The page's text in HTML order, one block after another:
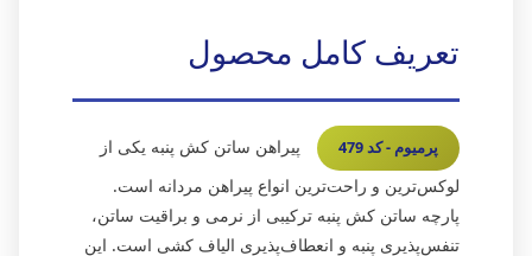
تعریف کامل محصول
پرمیوم - کد 479
پیراهن ساتن کش پنبه یکی از
لوکس‌ترین و راحت‌ترین انواع پیراهن مردانه است.
پارچه ساتن کش پنبه ترکیبی از نرمی و براقیت ساتن،
تنفس‌پذیری پنبه و انعطاف‌پذیری الیاف کشی است. این